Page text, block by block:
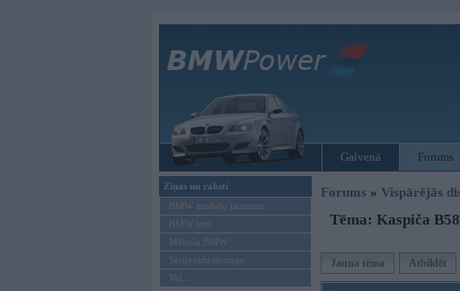
Galvenā Forums
Ziņas un raksti
BMW modeļu jaunumi
BMW testi
Mēneša BMW
Sērijveida tūnings
Vel...
Forums » Vispārējās
Tēma: Kaspiča
Jauna tēma Atbildēt